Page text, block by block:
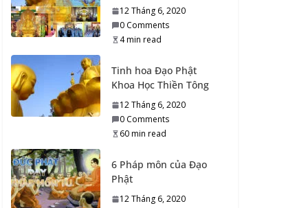
Vũ Trụ
1 Tháng 9, 2020
0 Comments
chuộng và Quyết
định…
3 min read
12 Tháng 6, 2020
0 Comments
4 min read
Tinh hoa Đạo Phật
Khoa Học Thiền Tông
12 Tháng 6, 2020
0 Comments
60 min read
6 Pháp môn của Đạo
Phật
12 Tháng 6, 2020